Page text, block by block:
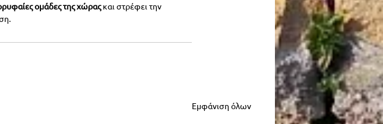
ομάδες της χώρας και στρέφει την
Εμφάνιση όλων